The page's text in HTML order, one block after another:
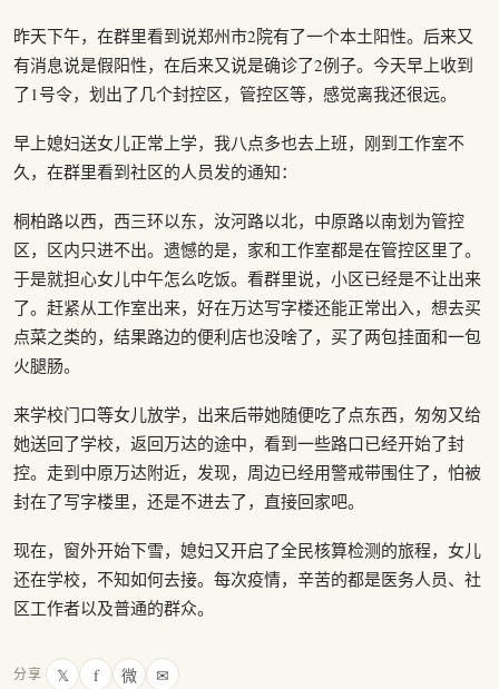
昨天下午，在群里看到说郑州市2院有了一个本土阳性。后来又
有消息说是假阳性，在后来又说是确诊了2例子。今天早上收到
了1号令，划出了几个封控区，管控区等，感觉离我还很远。
早上媳妇送女儿正常上学，我八点多也去上班，刚到工作室不
久，在群里看到社区的人员发的通知：
桐柏路以西，西三环以东，汝河路以北，中原路以南划为管控
区，区内只进不出。遗憾的是，家和工作室都是在管控区里了。
于是就担心女儿中午怎么吃饭。看群里说，小区已经是不让出来
了。赶紧从工作室出来，好在万达写字楼还能正常出入，想去买
点菜之类的，结果路边的便利店也没啥了，买了两包挂面和一包
火腿肠。
来学校门口等女儿放学，出来后带她随便吃了点东西，匆匆又给
她送回了学校，返回万达的途中，看到一些路口已经开始了封
控。走到中原万达附近，发现，周边已经用警戒带围住了，怕被
封在了写字楼里，还是不进去了，直接回家吧。
现在，窗外开始下雪，媳妇又开启了全民核算检测的旅程，女儿
还在学校，不知如何去接。每次疫情，辛苦的都是医务人员、社
区工作者以及普通的群众。
分享 𝕏 f 微 ✉